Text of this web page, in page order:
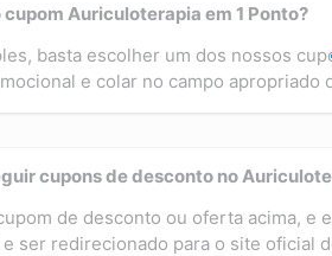
cupom Auriculoterapia em 1 Ponto?
basta escolher um dos nossos
e colar no campo apropriado
cupons de desconto no
de desconto ou oferta acima, e
ser redirecionado para o site oficial